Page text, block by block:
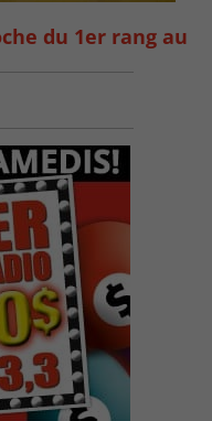
du 1er rang au